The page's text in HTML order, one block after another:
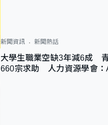
新聞資訊 新聞熱話
大學生職業空缺3年減6成
660宗求助 人力資源學會：